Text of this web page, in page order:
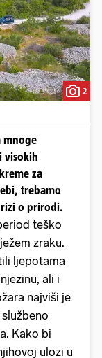
2
mnoge
visokih
za
trebamo
o prirodi.
teško
zraku.
ljepotama
ali i
najviši je
Kako bi
ulozi u